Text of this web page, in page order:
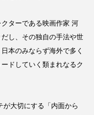
ング
コミュニケーション
ターである映画作家 河
し、その独自の手法や世
本のみならず海外で多く
ドしていく類まれなるク
大切にする「内面から